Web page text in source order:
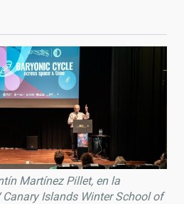
Martínez Pillet, en la
Islands Winter School of